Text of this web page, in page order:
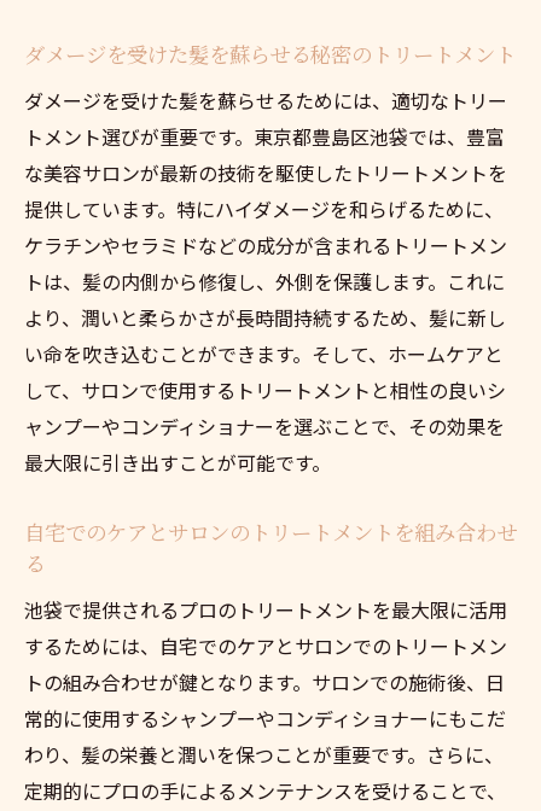
プロのテクニックを活かしたDIYトリートメ
ント
池袋で手に入るトリートメントキットの活
用法
ホームケアで美しい髪を実現するための習
慣
髪に新しい命を与える池袋のトリートメント
トリートメントで甦る髪の生命力
ダメージを修復する革新的な技術の紹介
プロの施術で髪に宿る新たなツヤと健康
成分の秘密を知って選ぶトリートメント
髪に必要な栄養を与えるトリートメント
ント
池袋で話題のホームケアトリートメントを
探す
自宅でできる理想のケア方法を確立する
池袋の美容サロンが推薦するホームケア製
ダメージを受けた髪を蘇らせる秘密のトリートメント
ダメージを受けた髪を蘇らせるためには、適切なトリー
トメント選びが重要です。東京都豊島区池袋では、豊富
な美容サロンが最新の技術を駆使したトリートメントを
提供しています。特にハイダメージを和らげるために、
ケラチンやセラミドなどの成分が含まれるトリートメン
トは、髪の内側から修復し、外側を保護します。これに
より、潤いと柔らかさが長時間持続するため、髪に新し
い命を吹き込むことができます。そして、ホームケアと
して、サロンで使用するトリートメントと相性の良いシ
ャンプーやコンディショナーを選ぶことで、その効果を
最大限に引き出すことが可能です。
自宅でのケアとサロンのトリートメントを組み合わせ
る
池袋で提供されるプロのトリートメントを最大限に活用
するためには、自宅でのケアとサロンでのトリートメン
トの組み合わせが鍵となります。サロンでの施術後、日
常的に使用するシャンプーやコンディショナーにもこだ
わり、髪の栄養と潤いを保つことが重要です。さらに、
定期的にプロの手によるメンテナンスを受けることで、